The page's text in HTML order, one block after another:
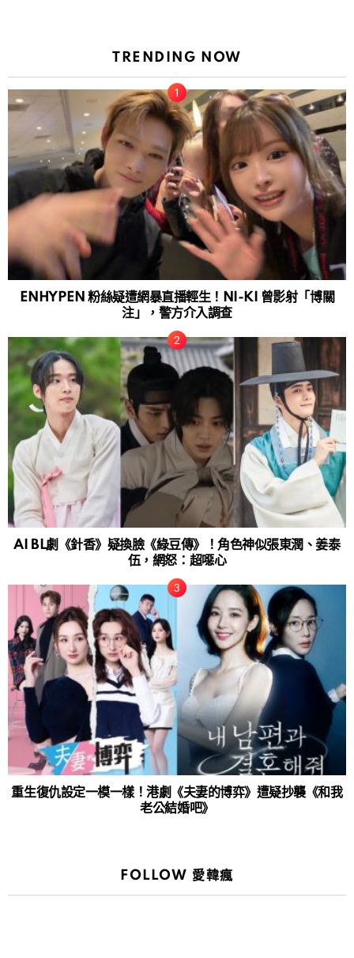
TRENDING NOW
ENHYPEN 粉絲疑遭網暴直播輕生！NI-KI 曾影射「博關
注」，警方介入調查
AI BL劇《針香》疑換臉《綠豆傳》！角色神似張東潤、姜泰
伍，網怒：超噁心
重生復仇設定一模一樣！港劇《夫妻的博弈》遭疑抄襲《和我
老公結婚吧》
FOLLOW 愛韓瘋